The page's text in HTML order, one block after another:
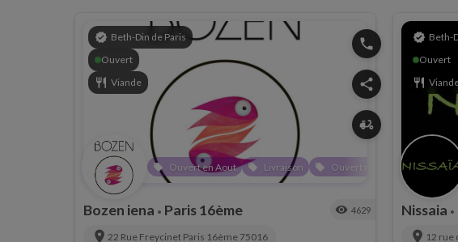
verified Beth-Din de Paris
Ouvert
restaurant Viande
local_offer Ouvert en Aout local_offer Livraison local_offer Ouvert motsae chabbat
phone
share
delivery_dining
Bozen iena • Paris 16ème visibility 4629
location_on 22 Rue Freycinet Paris 16ème 75016
verified Beth-
Ouvert
restaurant
Nissaia •
location_on 12 rue